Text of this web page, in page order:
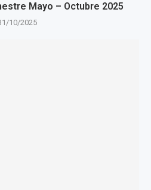
Mayo – Octubre 2025
10/2025